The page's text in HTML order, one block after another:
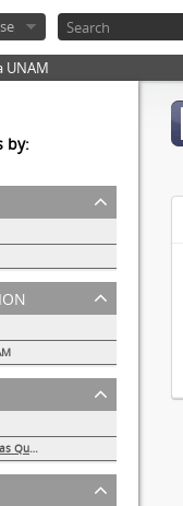
UNAM
by:
1
1
Escuela Nacional de Ciencias Químicas
1